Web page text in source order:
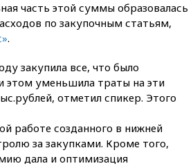
часть этой суммы образовалась
по закупочным статьям,
.
закупила все, что было
этом уменьшила траты на эти
отметил спикер. Этого
работе созданного в нижней
за закупками. Кроме того,
дала и оптимизация